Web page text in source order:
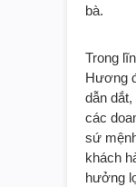
bà.
Trong
Hương
dẫn
các
sứ
khách
hưởng